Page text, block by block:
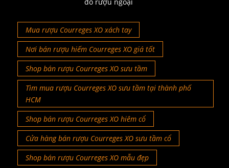
Mua rượu Courreges XO xách tay
Nơi bán rượu hiếm Courreges XO giá tốt
Shop bán rượu Courreges XO sưu tầm
Tìm mua rượu Courreges XO sưu tầm tại thành phố
HCM
Shop bán rượu Courreges XO hiêm cổ
Cửa hàng bán rượu Courreges XO sưu tầm cổ
Shop bán rượu Courreges XO mẫu đẹp